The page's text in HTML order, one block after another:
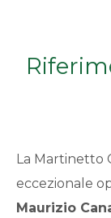
La Martinetto
eccezionale
Maurizio
1
3
4